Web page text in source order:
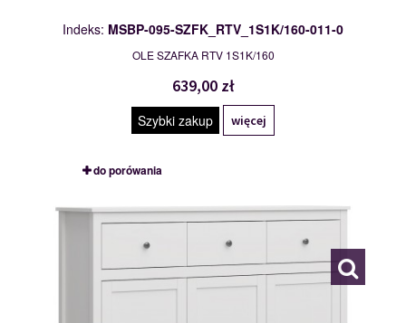
Indeks: MSBP-095-SZFK_RTV_1S1K/160-011-0
OLE SZAFKA RTV 1S1K/160
639,00 zł
Szybki zakup więcej
do porówania
MSBP-095-KOM_3D3S-011-01
117538